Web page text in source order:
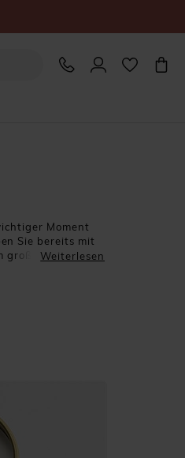
Moment
Sie bereits mit
großen Katalog
Weiterlesen